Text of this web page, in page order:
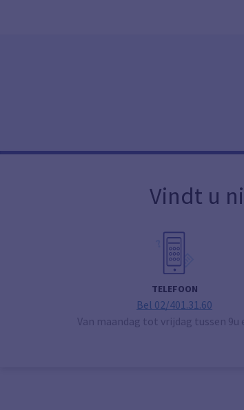
Vindt u
TELEFOON
Bel 02/401.31.60
Van maandag tot vrijdag tussen 9u